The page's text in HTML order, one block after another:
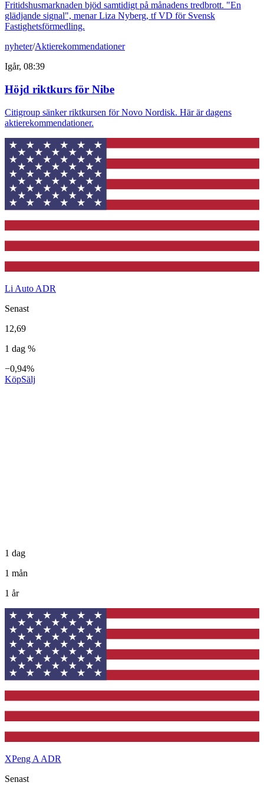
Fritidshusmarknaden bjöd samtidigt på månadens tredbrott. "En
glädjande signal", menar Liza Nyberg, tf VD för Svensk
Fastighetsförmedling.
nyheter/Aktierekommendationer
Igår, 08:39
Höjd riktkurs för Nibe
Citigroup sänker riktkursen för Novo Nordisk. Här är dagens
aktierekommendationer.
Li Auto ADR
Senast
12,69
1 dag %
−0,94%
KöpSälj
1 dag
1 mån
1 år
XPeng A ADR
Senast